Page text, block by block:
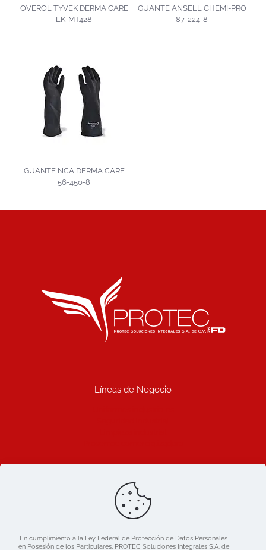
OVEROL TYVEK DERMA CARE
LK-MT428
GUANTE ANSELL CHEMI-PRO
87-224-8
GUANTE NCA DERMA CARE
56-450-8
Líneas de Negocio
Ligas de Interes
Blog
Nosotros
Mercado libre
En cumplimiento a la Ley Federal de Protección de Datos Personales
en Posesión de los Particulares, PROTEC Soluciones Integrales S.A. de